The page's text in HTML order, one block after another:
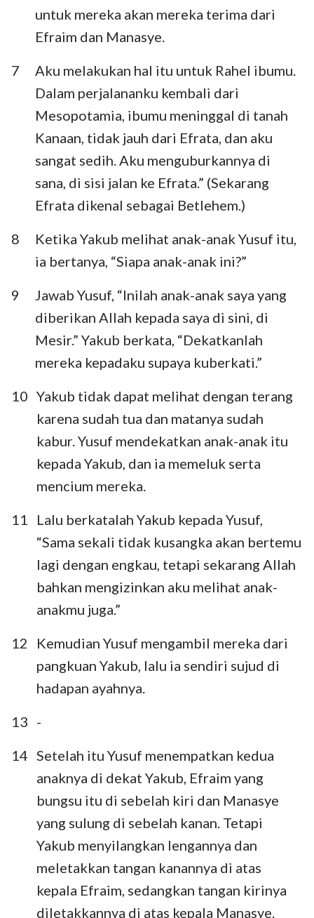
untuk mereka akan mereka terima dari
Efraim dan Manasye.
7
Aku melakukan hal itu untuk Rahel ibumu.
Dalam perjalananku kembali dari
Mesopotamia, ibumu meninggal di tanah
Kanaan, tidak jauh dari Efrata, dan aku
sangat sedih. Aku menguburkannya di
sana, di sisi jalan ke Efrata.” (Sekarang
Efrata dikenal sebagai Betlehem.)
8
Ketika Yakub melihat anak-anak Yusuf itu,
ia bertanya, “Siapa anak-anak ini?”
9
Jawab Yusuf, “Inilah anak-anak saya yang
diberikan Allah kepada saya di sini, di
Mesir.” Yakub berkata, “Dekatkanlah
mereka kepadaku supaya kuberkati.”
10 Yakub tidak dapat melihat dengan terang
karena sudah tua dan matanya sudah
kabur. Yusuf mendekatkan anak-anak itu
kepada Yakub, dan ia memeluk serta
mencium mereka.
11
Lalu berkatalah Yakub kepada Yusuf,
“Sama sekali tidak kusangka akan bertemu
lagi dengan engkau, tetapi sekarang Allah
bahkan mengizinkan aku melihat anak-
anakmu juga.”
12
Kemudian Yusuf mengambil mereka dari
pangkuan Yakub, lalu ia sendiri sujud di
hadapan ayahnya.
13 -
14 Setelah itu Yusuf menempatkan kedua
anaknya di dekat Yakub, Efraim yang
bungsu itu di sebelah kiri dan Manasye
yang sulung di sebelah kanan. Tetapi
Yakub menyilangkan lengannya dan
meletakkan tangan kanannya di atas
kepala Efraim, sedangkan tangan kirinya
diletakkannya di atas kepala Manasye.